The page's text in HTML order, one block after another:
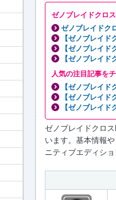
ゼノブレイドクロ
ゼノブレイドク
【ゼノブレイ
【ゼノブレイ
【ゼノブレイ
人気の注目記事をチ
【ゼノブレイ
【ゼノブレイ
【ゼノブレイ
ゼノブレイドクロ
います。基本情報
ニティブエディシ